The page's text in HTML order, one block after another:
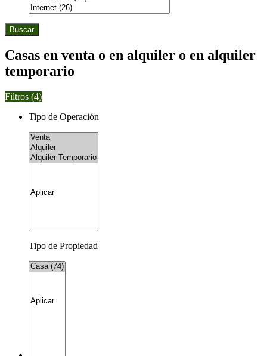
Buscar
Casas en venta o en alquiler o en alquiler
temporario
Filtros (4)
Tipo de Operación
Tipo de Propiedad